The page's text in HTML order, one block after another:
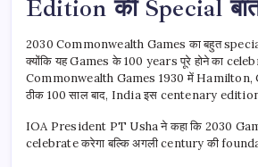
Edition की Special
2030 Commonwealth Games का बहुत
क्योंकि यह Games के 100 years पूरे होने का
Commonwealth Games 1930 में Hamilton,
ठीक 100 साल बाद, India इस centenary edition
IOA President PT Usha ने कहा कि 2030
celebrate करेगा बल्कि अगली century की